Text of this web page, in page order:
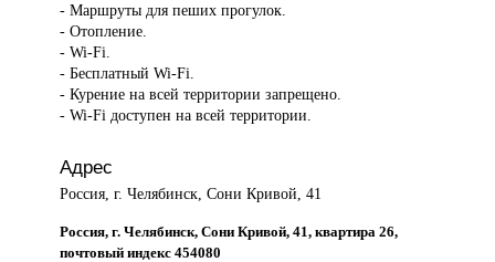
- Маршруты для пеших прогулок.
- Отопление.
- Wi-Fi.
- Бесплатный Wi-Fi.
- Курение на всей территории запрещено.
- Wi-Fi доступен на всей территории.
Адрес
Россия, г. Челябинск, Сони Кривой, 41
Россия, г. Челябинск, Сони Кривой, 41, квартира 26,
почтовый индекс 454080